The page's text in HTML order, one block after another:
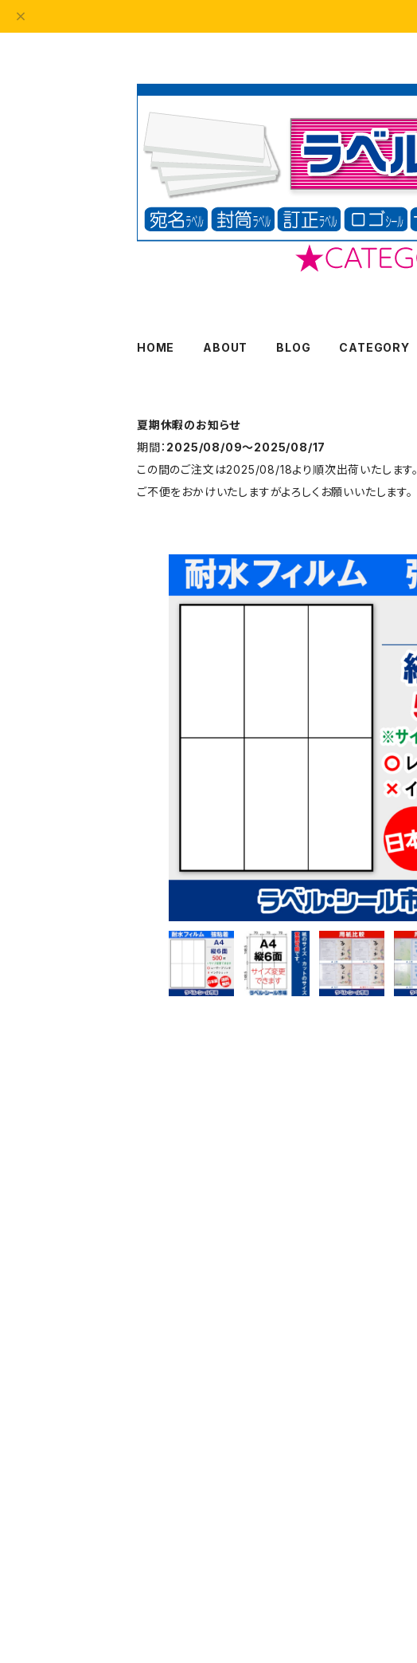
HOME ABOUT BLOG CATEGORY
夏期休暇のお知らせ
期間： 2025/08/09〜2025/08/17
この間のご注文は2025/08/18より順次出荷いたします。
ご不便をおかけいたしますがよろしくお願いいたします。